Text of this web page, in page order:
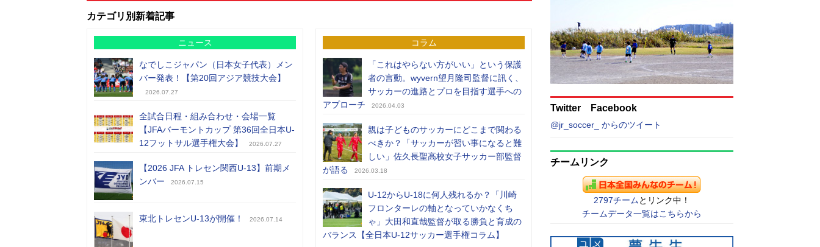
カテゴリ別新着記事
ニュース
なでしこジャパン（日本女子代表）メン
バー発表！【第20回アジア競技大会】
2026.07.27
全試合日程・組み合わせ・会場一覧
【JFAバーモントカップ 第36回全日本U-
12フットサル選手権大会】
2026.07.27
【2026 JFA トレセン関西U-13】前期メ
ンバー
2026.07.15
東北トレセンU-13が開催！ 2026.07.14
コラム
「これはやらない方がいい」という保護
者の言動。wyvern望月隆司監督に訊く、
サッカーの進路とプロを目指す選手への
アプローチ
2026.04.03
親は子どものサッカーにどこまで関わる
べきか？「サッカーが習い事になると難
しい」佐久長聖高校女子サッカー部監督
が語る
2026.03.18
U-12からU-18に何人残れるか？「川崎
フロンターレの軸となっていかなくち
ゃ」大田和直哉監督が取る勝負と育成の
バランス【全日本U-12サッカー選手権コラム】
Twitter Facebook
@jr_soccer_ からのツイート
チームリンク
2797チーム とリンク中！
チームデータ一覧はこちらから